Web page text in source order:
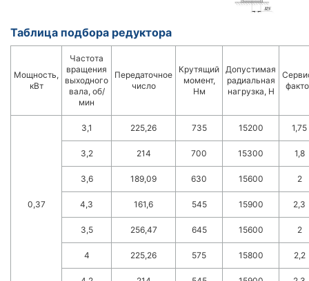
Таблица подбора редуктора
Мощность,
кВт
Частота
вращения
выходного
вала, об/
мин
Передаточное
число
Крутящий
момент,
Нм
Допустимая
радиальная
нагрузка, Н
0,37
3,1 225,26 735 15200 1,75
3,2 214 700 15300 1,8
3,6 189,09 630 15600 2
4,3 161,6 545 15900 2,3
3,5 256,47 645 15600 2
4 225,26 575 15800 2,2